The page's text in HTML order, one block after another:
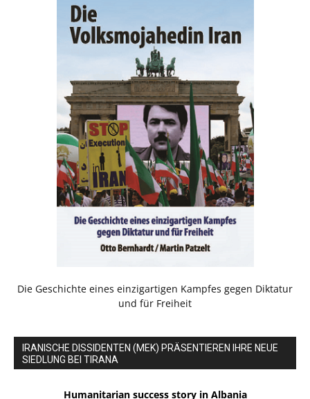
Die Geschichte eines einzigartigen Kampfes gegen Diktatur
und für Freiheit
IRANISCHE DISSIDENTEN (MEK) PRÄSENTIEREN IHRE NEUE
SIEDLUNG BEI TIRANA
Humanitarian success story in Albania